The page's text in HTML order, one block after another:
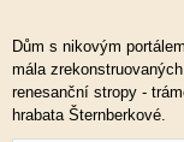
Dům s nikovým
mála
renesanční stropy -
hrabata Šternberkové.